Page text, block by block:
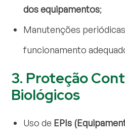
dos equipamentos;
Manutenções
funcionamento
3. Proteção
Biológicos
Uso de EPIs